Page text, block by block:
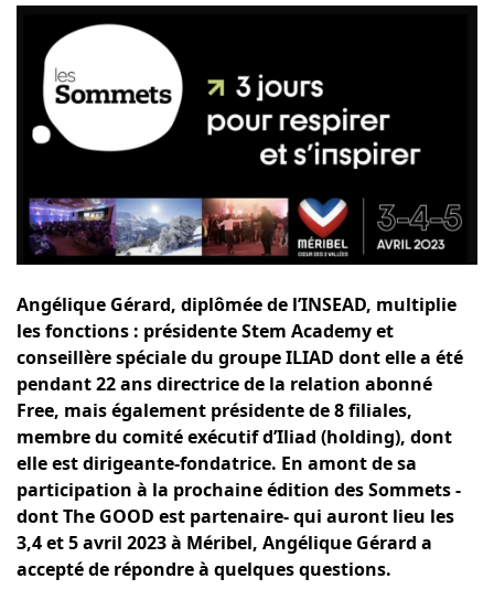
Angélique Gérard, diplômée de l’INSEAD, multiplie
les fonctions : présidente Stem Academy et
conseillère spéciale du groupe ILIAD dont elle a été
pendant 22 ans directrice de la relation abonné
Free, mais également présidente de 8 filiales,
membre du comité exécutif d’Iliad (holding), dont
elle est dirigeante-fondatrice. En amont de sa
participation à la prochaine édition des Sommets-
dont The GOOD est partenaire- qui auront lieu les
3,4 et 5 avril 2023 à Méribel, Angélique Gérard a
accepté de répondre à quelques questions.